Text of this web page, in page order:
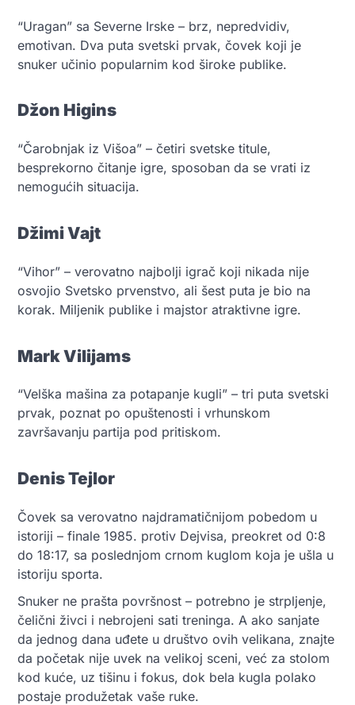
“Uragan” sa Severne Irske – brz, nepredvidiv,
emotivan. Dva puta svetski prvak, čovek koji je
snuker učinio popularnim kod široke publike.
Džon Higins
“Čarobnjak iz Višoa” – četiri svetske titule,
besprekorno čitanje igre, sposoban da se vrati iz
nemogućih situacija.
Džimi Vajt
“Vihor” – verovatno najbolji igrač koji nikada nije
osvojio Svetsko prvenstvo, ali šest puta je bio na
korak. Miljenik publike i majstor atraktivne igre.
Mark Vilijams
“Velška mašina za potapanje kugli” – tri puta svetski
prvak, poznat po opuštenosti i vrhunskom
završavanju partija pod pritiskom.
Denis Tejlor
Čovek sa verovatno najdramatičnijom pobedom u
istoriji – finale 1985. protiv Dejvisa, preokret od 0:8
do 18:17, sa poslednjom crnom kuglom koja je ušla u
istoriju sporta.
Snuker ne prašta površnost – potrebno je strpljenje,
čelični živci i nebrojeni sati treninga. A ako sanjate
da jednog dana uđete u društvo ovih velikana, znajte
da početak nije uvek na velikoj sceni, već za stolom
kod kuće, uz tišinu i fokus, dok bela kugla polako
postaje produžetak vaše ruke.